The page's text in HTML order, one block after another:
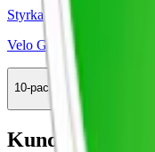
Styrka Normal · Slim
Velo Green Spearmint
10-pack
359,90 kr
Köp
Kundservice